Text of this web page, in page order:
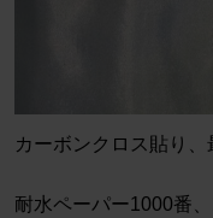
カーボンクロス貼り、
耐水ペーパー1000番